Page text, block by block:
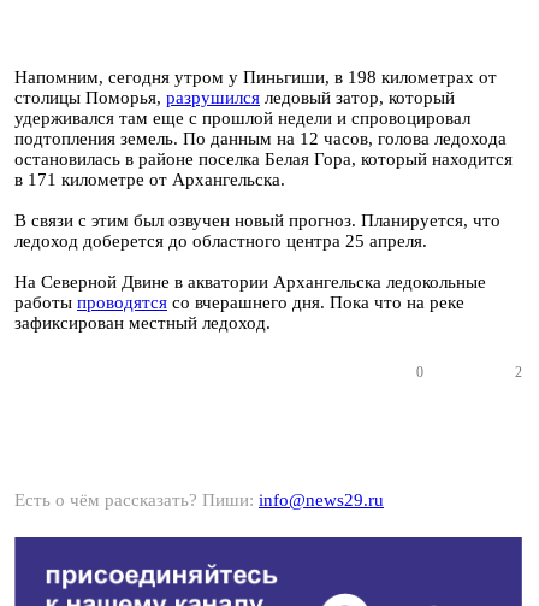
Напомним, сегодня утром у Пиньгиши, в 198 километрах от
столицы Поморья, разрушился ледовый затор, который
удерживался там еще с прошлой недели и спровоцировал
подтопления земель. По данным на 12 часов, голова ледохода
остановилась в районе поселка Белая Гора, который находится
в 171 километре от Архангельска.
В связи с этим был озвучен новый прогноз. Планируется, что
ледоход доберется до областного центра 25 апреля.
На Северной Двине в акватории Архангельска ледокольные
работы проводятся со вчерашнего дня. Пока что на реке
зафиксирован местный ледоход.
0 2
Есть о чём рассказать? Пиши: info@news29.ru